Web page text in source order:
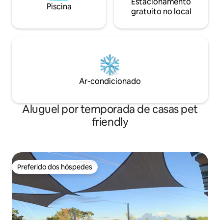
Piscina
gratuito no local
Ar-condicionado
Aluguel por temporada de casas pet
friendly
Preferido dos hóspedes
Preferido dos hóspedes